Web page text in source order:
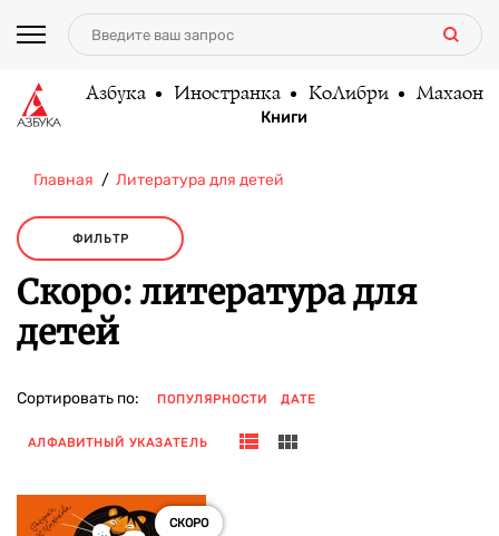
Азбука Иностранка КоЛибри Махаон
Книги
Главная Литература для детей
ФИЛЬТР
Скоро: литература для
детей
Сортировать по: ПОПУЛЯРНОСТИ ДАТЕ
АЛФАВИТНЫЙ УКАЗАТЕЛЬ
СКОРО